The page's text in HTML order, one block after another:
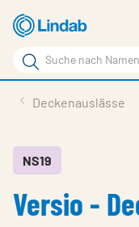
Zum
Hauptinhalt
Suchbegriff
Seite
durchsuchen
Im Fokus
Über Lindab
Deckenauslässe
NS19
Versio -